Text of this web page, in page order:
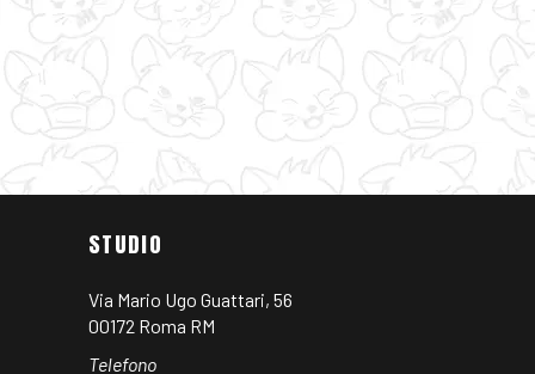
STUDIO
Via Mario Ugo Guattari, 56
00172 Roma RM
Telefono